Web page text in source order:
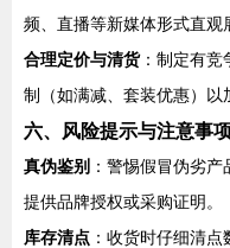
频、直播等新媒体形式直观
合理定价与清货：制定有竞
制（如满减、套装优惠）以
六、风险提示与注意事
真伪鉴别 ：警惕假冒伪劣
提供品牌授权或采购证明。
库存清点 ：收货时仔细清